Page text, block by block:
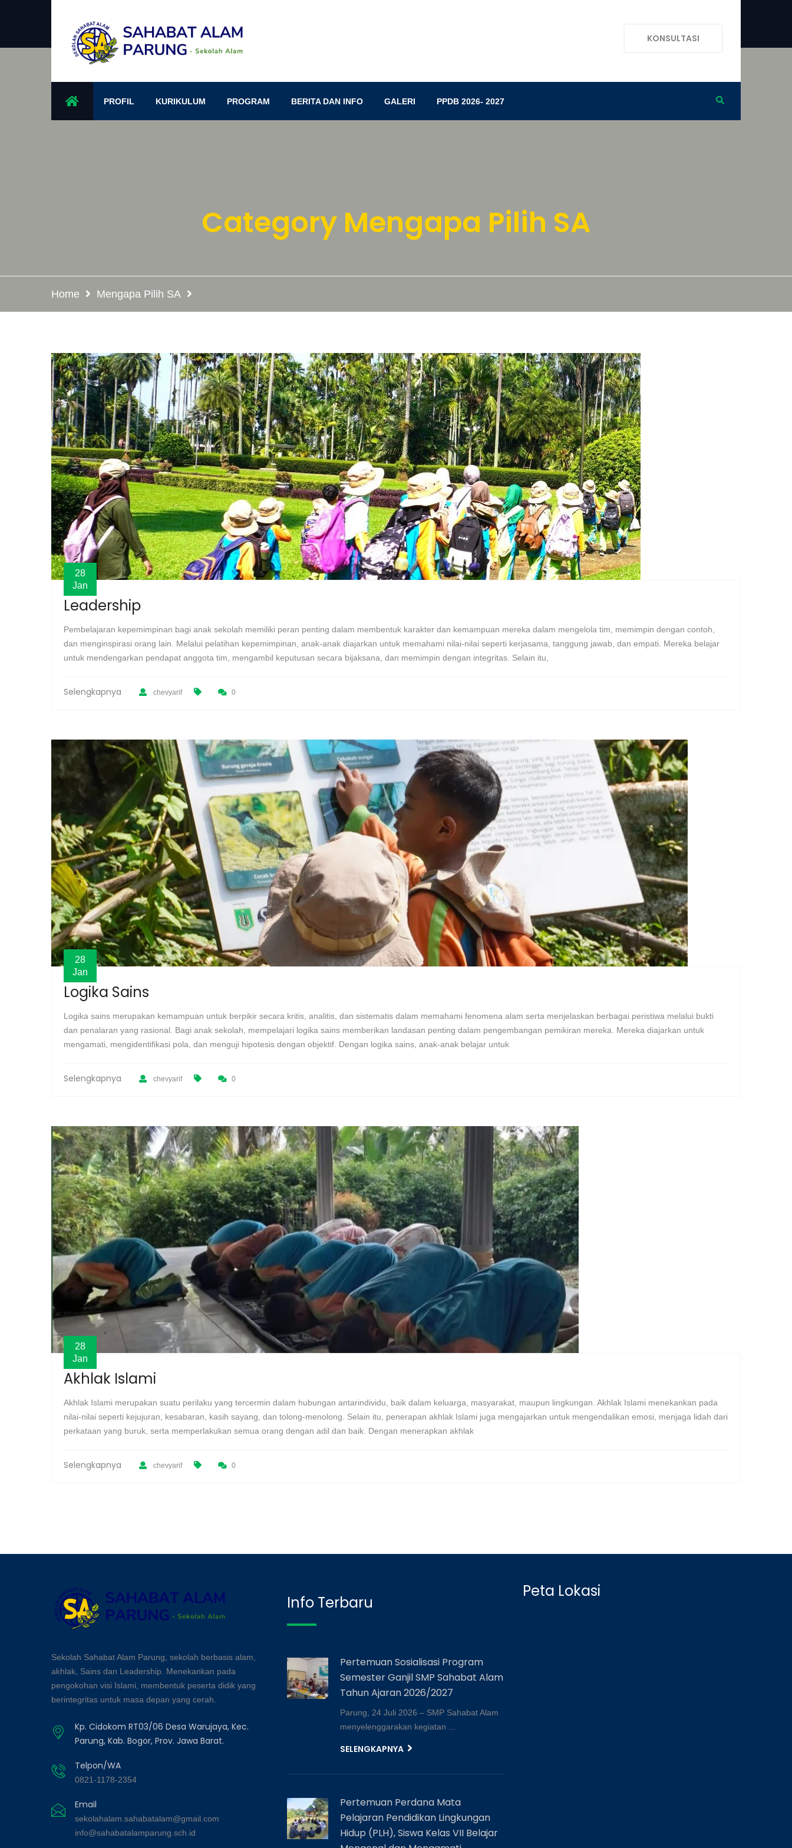
KONSULTASI
PROFIL KURIKULUM PROGRAM BERITA DAN INFO GALERI PPDB 2026- 2027
Category Mengapa Pilih SA
Home Mengapa Pilih SA
28
Jan
Leadership
Pembelajaran kepemimpinan bagi anak sekolah memiliki peran penting dalam membentuk karakter dan kemampuan mereka dalam mengelola tim, memimpin dengan contoh,
dan menginspirasi orang lain. Melalui pelatihan kepemimpinan, anak-anak diajarkan untuk memahami nilai-nilai seperti kerjasama, tanggung jawab, dan empati. Mereka belajar
untuk mendengarkan pendapat anggota tim, mengambil keputusan secara bijaksana, dan memimpin dengan integritas. Selain itu,
Selengkapnya chevyarif 0
28
Jan
Logika Sains
Logika sains merupakan kemampuan untuk berpikir secara kritis, analitis, dan sistematis dalam memahami fenomena alam serta menjelaskan berbagai peristiwa melalui bukti
dan penalaran yang rasional. Bagi anak sekolah, mempelajari logika sains memberikan landasan penting dalam pengembangan pemikiran mereka. Mereka diajarkan untuk
mengamati, mengidentifikasi pola, dan menguji hipotesis dengan objektif. Dengan logika sains, anak-anak belajar untuk
Selengkapnya chevyarif 0
28
Jan
Akhlak Islami
Akhlak Islami merupakan suatu perilaku yang tercermin dalam hubungan antarindividu, baik dalam keluarga, masyarakat, maupun lingkungan. Akhlak Islami menekankan pada
nilai-nilai seperti kejujuran, kesabaran, kasih sayang, dan tolong-menolong. Selain itu, penerapan akhlak Islami juga mengajarkan untuk mengendalikan emosi, menjaga lidah dari
perkataan yang buruk, serta memperlakukan semua orang dengan adil dan baik. Dengan menerapkan akhlak
Selengkapnya chevyarif 0
Sekolah Sahabat Alam Parung, sekolah berbasis alam,
akhlak, Sains dan Leadership. Menekankan pada
pengokohan visi Islami, membentuk peserta didik yang
berintegritas untuk masa depan yang cerah.
Kp. Cidokom RT03/06 Desa Warujaya, Kec.
Parung, Kab. Bogor, Prov. Jawa Barat.
Telpon/WA
0821-1178-2354
Email
sekolahalam.sahabatalam@gmail.com
info@sahabatalamparung.sch.id
Info Terbaru
Pertemuan Sosialisasi Program
Semester Ganjil SMP Sahabat Alam
Tahun Ajaran 2026/2027
Parung, 24 Juli 2026 – SMP Sahabat Alam
menyelenggarakan kegiatan ...
SELENGKAPNYA
Pertemuan Perdana Mata
Pelajaran Pendidikan Lingkungan
Hidup (PLH), Siswa Kelas VII Belajar
Peta Lokasi